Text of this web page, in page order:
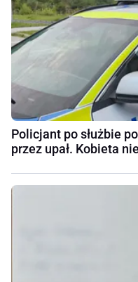
Policjant po służbie
przez upał. Kobieta